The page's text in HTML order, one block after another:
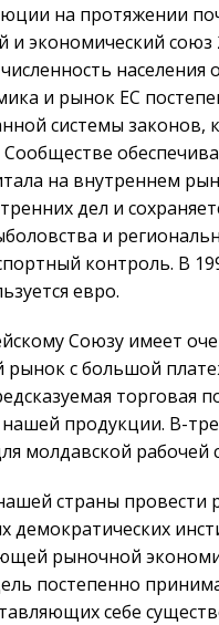
на протяжении
экономический союз
населения
и рынок ЕС
системы законов,
на внутреннем
дел и
и
контроль. В
евро.
Союзу имеет
с большой
торговая
продукции. В-
молдавской рабочей
страны
демократических
рыночной
постепенно
себе